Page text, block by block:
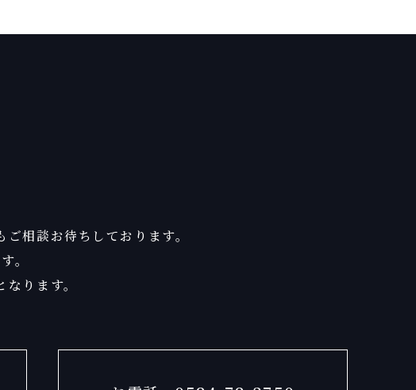
相談お待ちしております。
。
ります。